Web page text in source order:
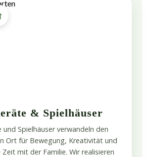
& Spielhäuser
und Spielhäuser verwandeln den
Ort für Bewegung, Kreativität und
mit der Familie. Wir realisieren